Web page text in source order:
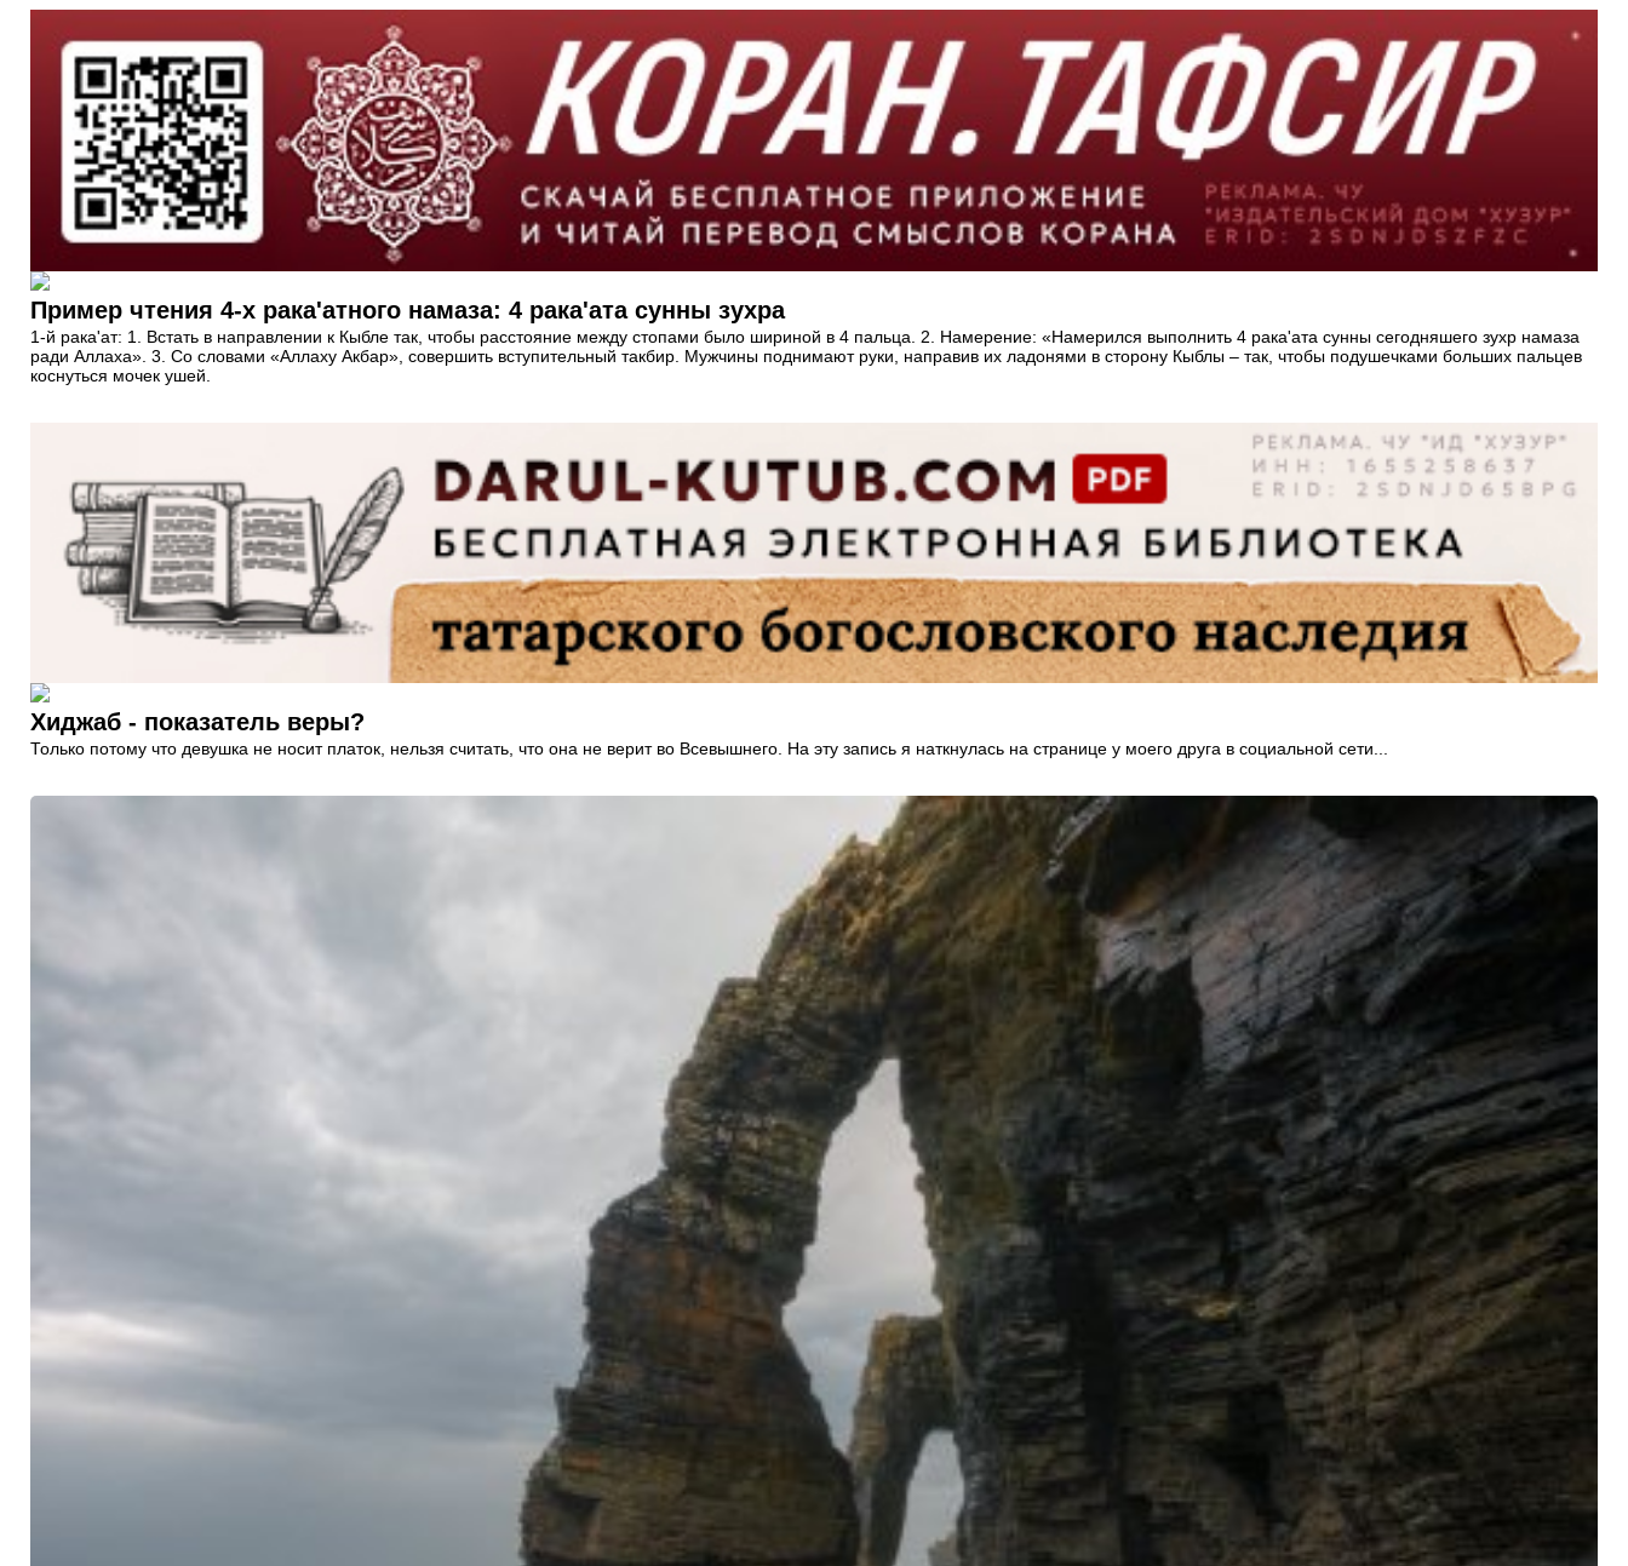
Пример чтения 4-х рака'атного намаза: 4 рака'ата сунны зухра
1-й рака'ат: 1. Встать в направлении к Кыбле так, чтобы расстояние между стопами было шириной в 4 пальца. 2. Намерение: «Намерился выполнить 4 рака'ата сунны сегодняшего зухр намаза
ради Аллаха». 3. Со словами «Аллаху Акбар», совершить вступительный такбир. Мужчины поднимают руки, направив их ладонями в сторону Кыблы – так, чтобы подушечками больших пальцев
коснуться мочек ушей.
Хиджаб - показатель веры?
Только потому что девушка не носит платок, нельзя считать, что она не верит во Всевышнего. На эту запись я наткнулась на странице у моего друга в социальной сети...